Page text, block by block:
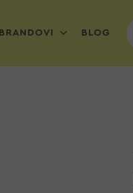
BRANDOVI BLOG